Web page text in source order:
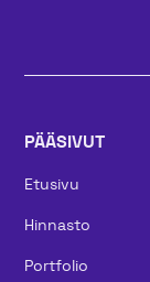
PÄÄSIVUT
Etusivu
Hinnasto
Portfolio